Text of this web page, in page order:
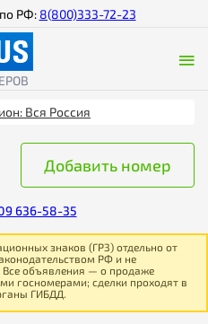
РФ: 8(800)333-72-23
Вся Россия
Добавить номер
636-58-35
знаков (ГРЗ) отдельно от
РФ и не
Все объявления — о продаже
госномерами; сделки проходят в
ГИБДД.